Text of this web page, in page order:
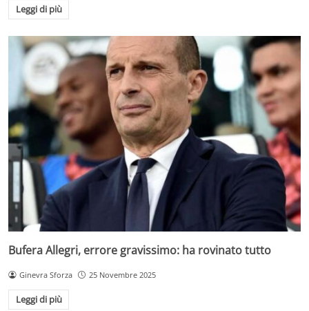
Leggi di più
Bufera Allegri, errore gravissimo: ha rovinato tutto
Ginevra Sforza 25 Novembre 2025
Leggi di più